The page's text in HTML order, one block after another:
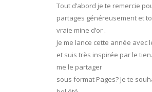
Tout d’abord je te remercie
partages généreusement et
vraie mine d’or .
Je me lance cette année avec
et suis très inspirée par le
me le partager
sous format Pages? Je te